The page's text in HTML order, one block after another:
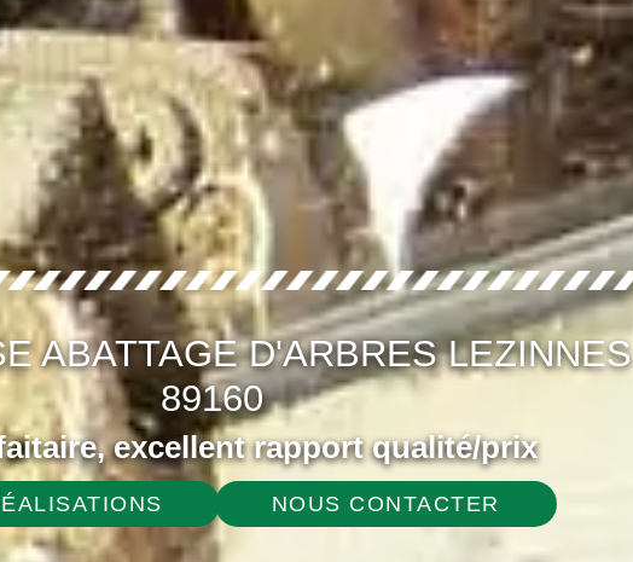
ABATTAGE D'ARBRES LEZINNES
89160
excellent rapport qualité/prix
NOUS CONTACTER